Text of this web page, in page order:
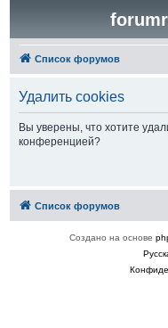
Список форумов
Удалить cookies
Вы уверены, что хотите
конференцией?
Список форумов
Создано на основе